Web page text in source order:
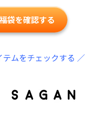
袋を確認する
ムをチェックする ／